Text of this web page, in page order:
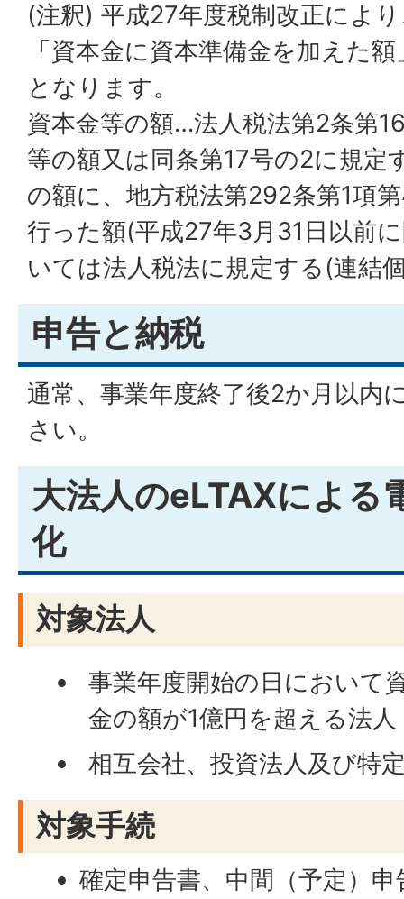
(注釈) 平成27年度税制改正によ
「資本金に資本準備金を加えた
となります。
資本金等の額…法人税法第2条第
等の額又は同条第17号の2に規定
の額に、地方税法第292条第1項
行った額(平成27年3月31日以前
いては法人税法に規定する(連結
申告と納税
通常、事業年度終了後2か月以内
さい。
大法人のeLTAXによる
化
対象法人
事業年度開始の日において
金の額が1億円を超える法人
相互会社、投資法人及び特
対象手続
確定申告書、中間（予定）